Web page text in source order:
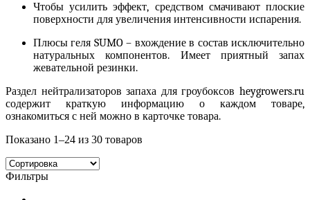
Чтобы усилить эффект, средством смачивают плоские
поверхности для увеличения интенсивности испарения.
Плюсы геля SUMO– вхождение в состав исключительно
натуральных компонентов. Имеет приятный запах
жевательной резинки.
Раздел нейтрализаторов запаха для гроубоксовheygrowers.ru
содержит краткую информацию о каждом товаре,
ознакомиться с ней можно в карточке товара.
Показано 1–24 из 30 товаров
Фильтры